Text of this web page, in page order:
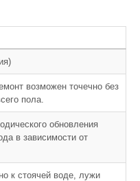
возможен точечно без
пола.
обновления
в зависимости от
к стоячей воде, лужи